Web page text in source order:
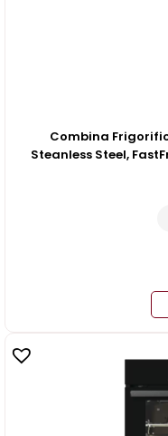
Combina
Steanless Steel,